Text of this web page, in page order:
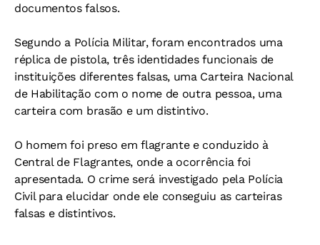
documentos falsos.
Segundo a Polícia Militar, foram encontrados uma
réplica de pistola, três identidades funcionais de
instituições diferentes falsas, uma Carteira Nacional
de Habilitação com o nome de outra pessoa, uma
carteira com brasão e um distintivo.
O homem foi preso em flagrante e conduzido à
Central de Flagrantes, onde a ocorrência foi
apresentada. O crime será investigado pela Polícia
Civil para elucidar onde ele conseguiu as carteiras
falsas e distintivos.